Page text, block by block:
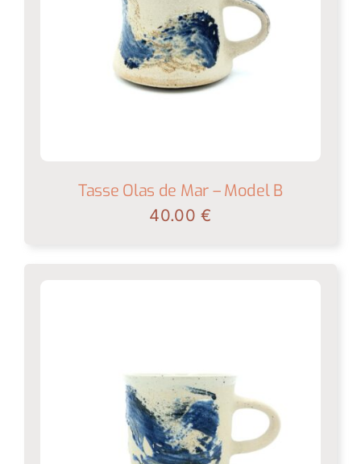
Tasse Olas de Mar – Model B
40.00€